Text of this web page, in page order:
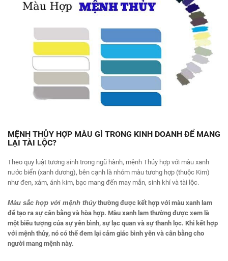
MỆNH THỦY HỢP MÀU GÌ TRONG KINH DOANH ĐỂ MANG
LẠI TÀI LỘC?
Theo quy luật tương sinh trong ngũ hành, mệnh Thủy hợp với màu xanh
nước biển (xanh dương), bên cạnh là nhóm màu tương hợp (thuộc Kim)
như đen, xám, ánh kim, bạc mang đến may mắn, sinh khí và tài lộc.
Màu sắc hợp với mệnh thủythường được kết hợp với màu xanh lam
để tạo ra sự cân bằng và hòa hợp. Màu xanh lam thường được xem là
một biểu tượng của sự yên bình, sự lạc quan và sự thanh lọc. Khi kết hợp
với mệnh thủy, nó có thể đem lại cảm giác bình yên và cân bằng cho
người mang mệnh này.